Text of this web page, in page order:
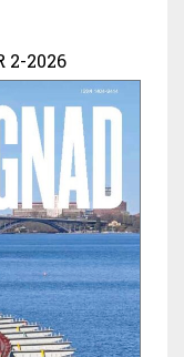
2-2026